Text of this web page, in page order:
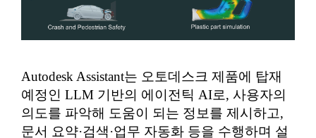
Autodesk Assistant는 오토데스크 제품에 탑재
예정인 LLM 기반의 에이전틱 AI로, 사용자의
의도를 파악해 도움이 되는 정보를 제시하고,
문서 요약·검색·업무 자동화 등을 수행하며 설